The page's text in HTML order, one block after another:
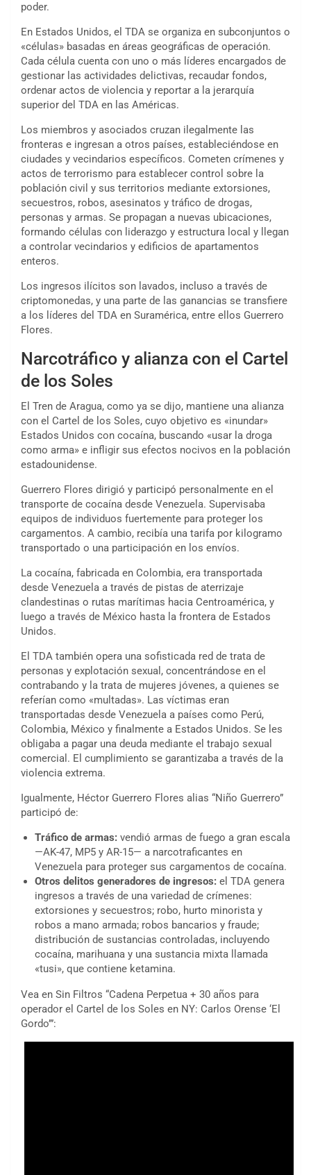
poder.
En Estados Unidos, el TDA se organiza en subconjuntos o
«células» basadas en áreas geográficas de operación.
Cada célula cuenta con uno o más líderes encargados de
gestionar las actividades delictivas, recaudar fondos,
ordenar actos de violencia y reportar a la jerarquía
superior del TDA en las Américas.
Los miembros y asociados cruzan ilegalmente las
fronteras e ingresan a otros países, estableciéndose en
ciudades y vecindarios específicos. Cometen crímenes y
actos de terrorismo para establecer control sobre la
población civil y sus territorios mediante extorsiones,
secuestros, robos, asesinatos y tráfico de drogas,
personas y armas. Se propagan a nuevas ubicaciones,
formando células con liderazgo y estructura local y llegan
a controlar vecindarios y edificios de apartamentos
enteros.
Los ingresos ilícitos son lavados, incluso a través de
criptomonedas, y una parte de las ganancias se transfiere
a los líderes del TDA en Suramérica, entre ellos Guerrero
Flores.
Narcotráfico y alianza con el Cartel
de los Soles
El Tren de Aragua, como ya se dijo, mantiene una alianza
con el Cartel de los Soles, cuyo objetivo es «inundar»
Estados Unidos con cocaína, buscando «usar la droga
como arma» e infligir sus efectos nocivos en la población
estadounidense.
Guerrero Flores dirigió y participó personalmente en el
transporte de cocaína desde Venezuela. Supervisaba
equipos de individuos fuertemente para proteger los
cargamentos. A cambio, recibía una tarifa por kilogramo
transportado o una participación en los envíos.
La cocaína, fabricada en Colombia, era transportada
desde Venezuela a través de pistas de aterrizaje
clandestinas o rutas marítimas hacia Centroamérica, y
luego a través de México hasta la frontera de Estados
Unidos.
El TDA también opera una sofisticada red de trata de
personas y explotación sexual, concentrándose en el
contrabando y la trata de mujeres jóvenes, a quienes se
referían como «multadas». Las víctimas eran
transportadas desde Venezuela a países como Perú,
Colombia, México y finalmente a Estados Unidos. Se les
obligaba a pagar una deuda mediante el trabajo sexual
comercial. El cumplimiento se garantizaba a través de la
violencia extrema.
Igualmente, Héctor Guerrero Flores alias “Niño Guerrero”
participó de:
Tráfico de armas: vendió armas de fuego a gran escala
—AK-47, MP5 y AR-15— a narcotraficantes en
Venezuela para proteger sus cargamentos de cocaína.
Otros delitos generadores de ingresos: el TDA genera
ingresos a través de una variedad de crímenes:
extorsiones y secuestros; robo, hurto minorista y
robos a mano armada; robos bancarios y fraude;
distribución de sustancias controladas, incluyendo
cocaína, marihuana y una sustancia mixta llamada
«tusi», que contiene ketamina.
Vea en Sin Filtros “Cadena Perpetua + 30 años para
operador el Cartel de los Soles en NY: Carlos Orense ‘El
Gordo’”: